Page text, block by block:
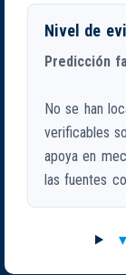
Nivel de
Predicción
No se han
verificables
apoya en
las fuentes